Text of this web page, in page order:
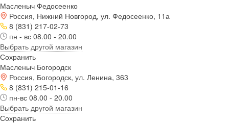
Масленыч Федосеенко
Россия, Нижний Новгород, ул. Федосеенко, 11а
8 (831) 217-02-73
пн - вс 08.00 - 20.00
Выбрать другой магазин
Сохранить
Масленыч Богородск
Россия, Богородск, ул. Ленина, 363
8 (831) 215-01-16
пн-вс 08.00 - 20.00
Выбрать другой магазин
Сохранить